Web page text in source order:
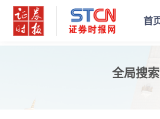
首
全局搜索